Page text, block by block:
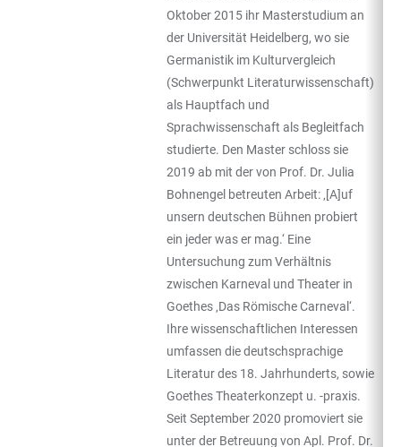
Oktober 2015 ihr Masterstudium an
der Universität Heidelberg, wo sie
Germanistik im Kulturvergleich
(Schwerpunkt Literaturwissenschaft)
als Hauptfach und
Sprachwissenschaft als Begleitfach
studierte. Den Master schloss sie
2019 ab mit der von Prof. Dr. Julia
Bohnengel betreuten Arbeit: ‚[A]uf
unsern deutschen Bühnen probiert
ein jeder was er mag.‘ Eine
Untersuchung zum Verhältnis
zwischen Karneval und Theater in
Goethes ‚Das Römische Carneval‘.
Ihre wissenschaftlichen Interessen
umfassen die deutschsprachige
Literatur des 18. Jahrhunderts, sowie
Goethes Theaterkonzept u. -praxis.
Seit September 2020 promoviert sie
unter der Betreuung von Apl. Prof. Dr.